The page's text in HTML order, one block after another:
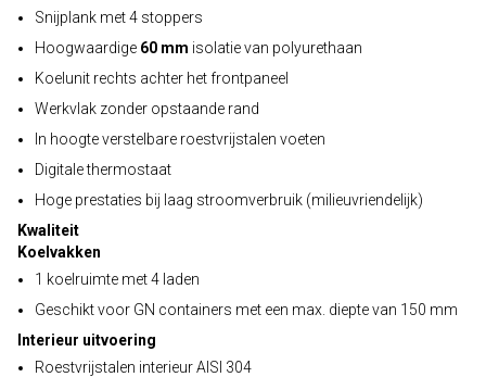
Snijplank met 4 stoppers
Hoogwaardige 60 mm isolatie van polyurethaan
Koelunit rechts achter het frontpaneel
Werkvlak zonder opstaande rand
In hoogte verstelbare roestvrijstalen voeten
Digitale thermostaat
Hoge prestaties bij laag stroomverbruik (milieuvriendelijk)
Kwaliteit
Koelvakken
1 koelruimte met 4 laden
Geschikt voor GN containers met een max. diepte van 150 mm
Interieur uitvoering
Roestvrijstalen interieur AISI 304